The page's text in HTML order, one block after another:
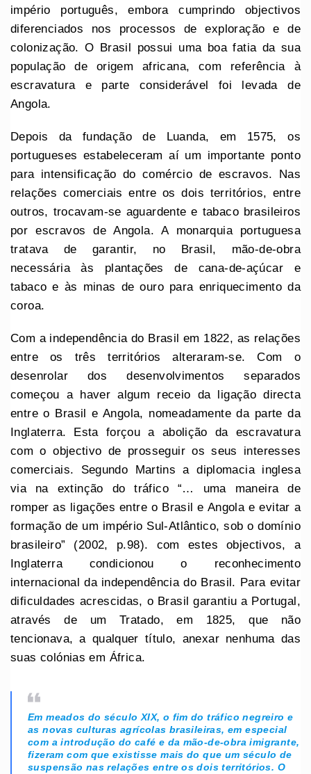
império português, embora cumprindo objectivos
diferenciados nos processos de exploração e de
colonização. O Brasil possui uma boa fatia da sua
população de origem africana, com referência à
escravatura e parte considerável foi levada de
Angola.
Depois da fundação de Luanda, em 1575, os
portugueses estabeleceram aí um importante ponto
para intensificação do comércio de escravos. Nas
relações comerciais entre os dois territórios, entre
outros, trocavam-se aguardente e tabaco brasileiros
por escravos de Angola. A monarquia portuguesa
tratava de garantir, no Brasil, mão-de-obra
necessária às plantações de cana-de-açúcar e
tabaco e às minas de ouro para enriquecimento da
coroa.
Com a independência do Brasil em 1822, as relações
entre os três territórios alteraram-se. Com o
desenrolar dos desenvolvimentos separados
começou a haver algum receio da ligação directa
entre o Brasil e Angola, nomeadamente da parte da
Inglaterra. Esta forçou a abolição da escravatura
com o objectivo de prosseguir os seus interesses
comerciais. Segundo Martins a diplomacia inglesa
via na extinção do tráfico “… uma maneira de
romper as ligações entre o Brasil e Angola e evitar a
formação de um império Sul-Atlântico, sob o domínio
brasileiro” (2002, p.98). com estes objectivos, a
Inglaterra condicionou o reconhecimento
internacional da independência do Brasil. Para evitar
dificuldades acrescidas, o Brasil garantiu a Portugal,
através de um Tratado, em 1825, que não
tencionava, a qualquer título, anexar nenhuma das
suas colónias em África.
Em meados do século XIX, o fim do tráfico negreiro e
as novas culturas agrícolas brasileiras, em especial
com a introdução do café e da mão-de-obra imigrante,
fizeram com que existisse mais do que um século de
suspensão nas relações entre os dois territórios. O